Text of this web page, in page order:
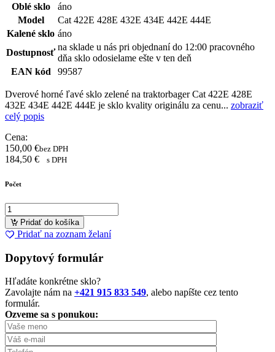
Oblé sklo
áno
Model
Cat 422E 428E 432E 434E 442E 444E
Kalené sklo áno
Dostupnosť
na sklade u nás pri objednaní do 12:00 pracovného
dňa sklo odosielame ešte v ten deň
EAN kód
99587
Dverové horné ľavé sklo zelené na traktorbager Cat 422E 428E
432E 434E 442E 444E je sklo kvality originálu za cenu... zobraziť
celý popis
Cena:
150,00 €bez DPH
184,50 € s DPH
Počet
Pridať do košíka
Pridať na zoznam želaní
Dopytový formulár
Hľadáte konkrétne sklo?
Zavolajte nám na +421 915 833 549, alebo napíšte cez tento
formulár.
Ozveme sa s ponukou: